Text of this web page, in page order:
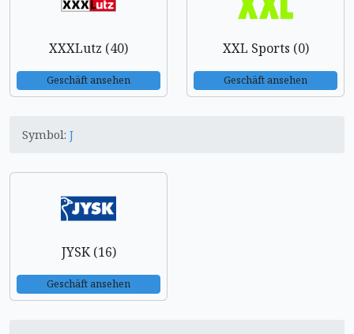
XXXLutz (40)
Geschäft ansehen
XXL Sports (0)
Geschäft ansehen
Symbol: J
JYSK (16)
Geschäft ansehen